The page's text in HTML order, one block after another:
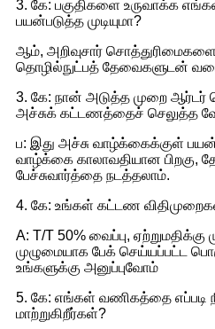
3. கே: பகுதிகளை உருவாக்க
பயன்படுத்த முடியுமா?
ஆம், அறிவுசார்
தொழில்நுட்பத் தேவைகளுடன்
3. கே: நான் அடுத்த முறை ஆர்டர்
அச்சுக் கட்டணத்தைச் செலுத்த
ப: இது அச்சு வாழ்க்கைக்குள்
வாழ்க்கை காலாவதியான பிறகு,
பேச்சுவார்த்தை நடத்தலாம்.
4. கே: உங்கள் கட்டண
A: T/T 50% வைப்பு, ஏற்றுமதிக்கு
முழுமையாக பேக் செய்யப்பட்ட
உங்களுக்கு அனுப்புவோம்
5. கே: எங்கள் வணிகத்தை எப்படி
மாற்றுகிறீர்கள்?